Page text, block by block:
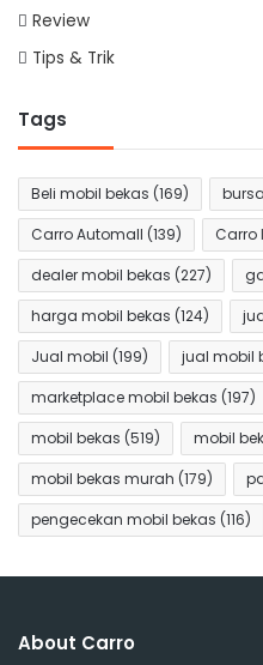
Review
Tips & Trik
Tags
Beli mobil bekas (169)
Carro Automall (139) Carro
dealer mobil bekas (227)
harga mobil bekas (124)
Jual mobil (199) jual mobil
marketplace mobil bekas (197)
mobil bekas (519) mobil
mobil bekas murah (179)
pengecekan mobil bekas (116)
About Carro